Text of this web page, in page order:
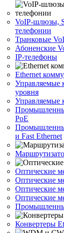
VoIP-шлюзы,
телефонии
Транковые
Абоненские
IP-телефоны
Ethernet
Управляемые
уровня
Управляемые
PoE
и Fast Ethernet
Оптические
Оптические
Оптические
Оптические
Конвертеры